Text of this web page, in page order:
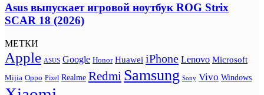
Asus выпускает игровой ноутбук ROG Strix
SCAR 18 (2026)
МЕТКИ
Apple ASUS Google Honor Huawei iPhone Lenovo Microsoft
Mijia Oppo Pixel Realme Redmi Samsung Sony Vivo Windows